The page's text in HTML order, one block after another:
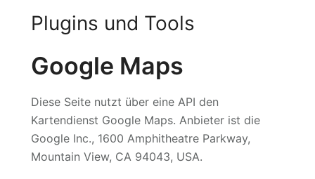
Plugins und Tools
Google Maps
Diese Seite nutzt über eine API den
Kartendienst Google Maps. Anbieter ist die
Google Inc., 1600 Amphitheatre Parkway,
Mountain View, CA 94043, USA.